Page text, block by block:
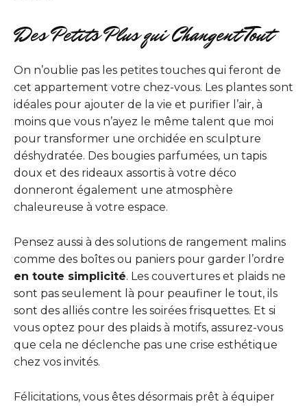
Des Petits Plus qui Changent Tout
On n’oublie pas les petites touches qui feront de
cet appartement votre chez-vous. Les plantes sont
idéales pour ajouter de la vie et purifier l’air, à
moins que vous n’ayez le même talent que moi
pour transformer une orchidée en sculpture
déshydratée. Des bougies parfumées, un tapis
doux et des rideaux assortis à votre déco
donneront également une atmosphère
chaleureuse à votre espace.
Pensez aussi à des solutions de rangement malins
comme des boîtes ou paniers pour garder l’ordre
en toute simplicité. Les couvertures et plaids ne
sont pas seulement là pour peaufiner le tout, ils
sont des alliés contre les soirées frisquettes. Et si
vous optez pour des plaids à motifs, assurez-vous
que cela ne déclenche pas une crise esthétique
chez vos invités.
Félicitations, vous êtes désormais prêt à équiper